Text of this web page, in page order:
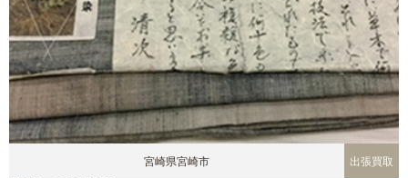
宮崎県宮崎市 出張買取